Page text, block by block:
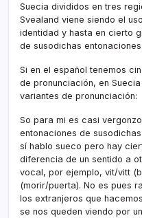
Suecia divididos en tres
Svealand viene siendo el
identidad y hasta en cierto
de susodichas entonaciones.
Si en el español tenemos
de pronunciación, en
variantes de pronunciación:
So para mi es casi
entonaciones de
sí­ hablo sueco pero hay
diferencia de un sentido a
vocal, por ejemplo, vit/vitt
(morir/puerta). No es pues
los extranjeros que
se nos queden viendo por